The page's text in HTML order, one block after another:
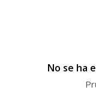
No se ha